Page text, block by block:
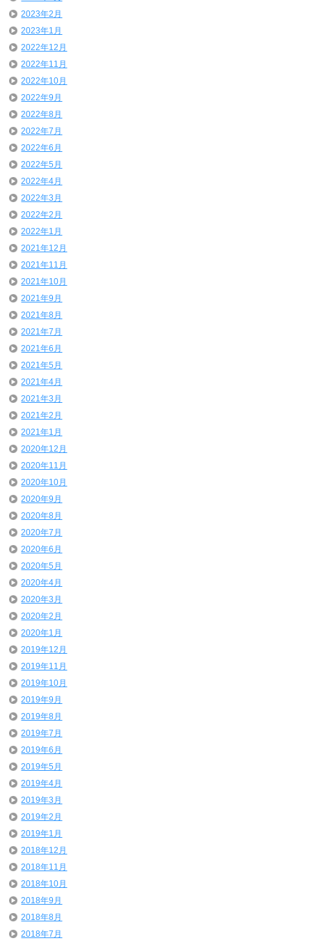
2023年2月
2023年1月
2022年12月
2022年11月
2022年10月
2022年9月
2022年8月
2022年7月
2022年6月
2022年5月
2022年4月
2022年3月
2022年2月
2022年1月
2021年12月
2021年11月
2021年10月
2021年9月
2021年8月
2021年7月
2021年6月
2021年5月
2021年4月
2021年3月
2021年2月
2021年1月
2020年12月
2020年11月
2020年10月
2020年9月
2020年8月
2020年7月
2020年6月
2020年5月
2020年4月
2020年3月
2020年2月
2020年1月
2019年12月
2019年11月
2019年10月
2019年9月
2019年8月
2019年7月
2019年6月
2019年5月
2019年4月
2019年3月
2019年2月
2019年1月
2018年12月
2018年11月
2018年10月
2018年9月
2018年8月
2018年7月